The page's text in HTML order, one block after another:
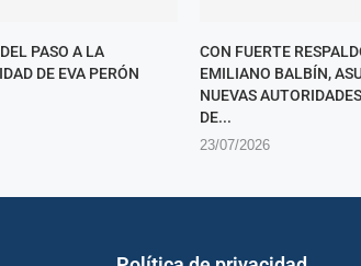
PASO A LA
DE EVA PERÓN
CON FUERTE
EMILIANO BALBÍN,
NUEVAS
DE...
23/07/2026